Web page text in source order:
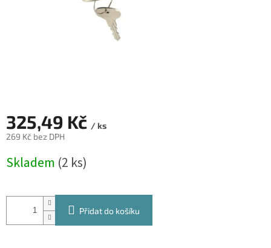
325,49 Kč / ks
269 Kč bez DPH
cena:
Skladem (2 ks)
Přidat do košíku